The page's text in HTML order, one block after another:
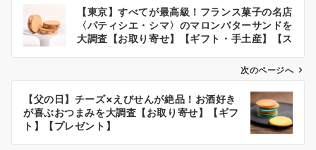
ナ
ビ
ゲ
シ
ョ
【東京】すべてが最高級！フランス菓子の名店
〈パティシエ・シマ〉のマロンバターサンドを
大調査【お取り寄せ】【ギフト・手土産】【ス
次のページへ
【父の日】チーズ×えびせんが絶品！お酒好き
が喜ぶおつまみを大調査【お取り寄せ】【ギフ
ト】【プレゼント】